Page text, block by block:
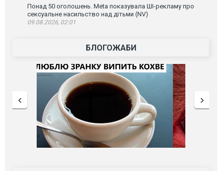
Понад 50 оголошень. Meta показувала ШІ-рекламу про
сексуальне насильство над дітьми (NV)
09.08.2026, 02:01
БЛОГОЖАБИ